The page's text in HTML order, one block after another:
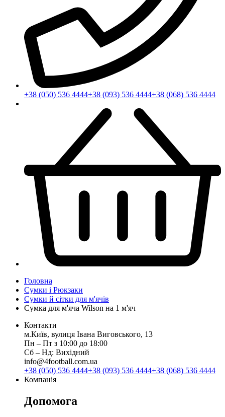
+38 (050) 536 4444+38 (093) 536 4444+38 (068) 536 4444
Головна
Сумки і Рюкзаки
Сумки й сітки для м'ячів
Сумка для м'яча Wilson на 1 м'яч
Контакти
м.Київ, вулиця Івана Виговського, 13
Пн ‒ Пт з 10:00 до 18:00
Сб ‒ Нд: Вихідний
info@4football.com.ua
+38 (050) 536 4444+38 (093) 536 4444+38 (068) 536 4444
Компанія
Допомога